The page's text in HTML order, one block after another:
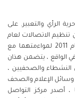
في حرية الرأي والتعبير. على
تنظيم الاتصالات لعام
2002 وقانون مكافحة جرائم تقنية المعلومات لعام 2011 لمواءمتهما مع
في الواقع ، يتضمن هذان
النشطاء والصحفيين ،
الإعلام والصحف
أصدر مركز التواصل